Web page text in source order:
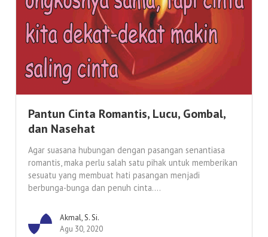
Pantun Cinta Romantis, Lucu, Gombal,
dan Nasehat
Agar suasana hubungan dengan pasangan senantiasa
romantis, maka perlu salah satu pihak untuk memberikan
sesuatu yang membuat hati pasangan menjadi
berbunga-bunga dan penuh cinta....
Akmal, S. Si.
Agu 30, 2020